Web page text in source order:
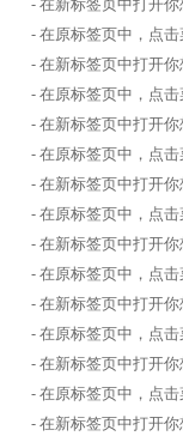
- 在原标签页中，点击
- 在新标签页中打开你
- 在原标签页中，点击
- 在新标签页中打开你
- 在原标签页中，点击
- 在新标签页中打开你
- 在原标签页中，点击
- 在新标签页中打开你
- 在原标签页中，点击
- 在新标签页中打开你
- 在原标签页中，点击
- 在新标签页中打开你
- 在原标签页中，点击
- 在新标签页中打开你